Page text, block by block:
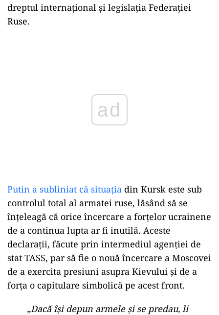
dreptul internațional și legislația Federației
Ruse.
Putin a subliniat că situația din Kursk este sub
controlul total al armatei ruse, lăsând să se
înțeleagă că orice încercare a forțelor ucrainene
de a continua lupta ar fi inutilă. Aceste
declarații, făcute prin intermediul agenției de
stat TASS, par să fie o nouă încercare a Moscovei
de a exercita presiuni asupra Kievului și de a
forța o capitulare simbolică pe acest front.
„Dacă își depun armele și se predau, li